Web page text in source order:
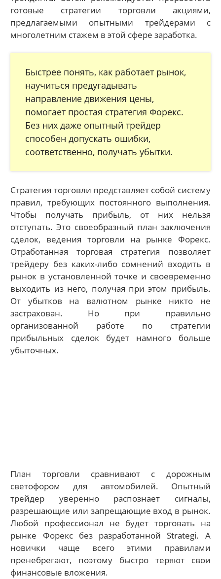
готовые стратегии торговли акциями,
предлагаемыми опытными трейдерами с
многолетним стажем в этой сфере заработка.
Быстрее понять, как работает рынок,
научиться предугадывать
направление движения цены,
помогает простая стратегия Форекс.
Без них даже опытный трейдер
способен допускать ошибки,
соответственно, получать убытки.
Стратегия торговли представляет собой систему
правил, требующих постоянного выполнения.
Чтобы получать прибыль, от них нельзя
отступать. Это своеобразный план заключения
сделок, ведения торговли на рынке Форекс.
Отработанная торговая стратегия позволяет
трейдеру без каких-либо сомнений входить в
рынок в установленной точке и своевременно
выходить из него, получая при этом прибыль.
От убытков на валютном рынке никто не
застрахован. Но при правильно
организованной работе по стратегии
прибыльных сделок будет намного больше
убыточных.
План торговли сравнивают с дорожным
светофором для автомобилей. Опытный
трейдер уверенно распознает сигналы,
разрешающие или запрещающие вход в рынок.
Любой профессионал не будет торговать на
рынке Форекс без разработанной Strategi. А
новички чаще всего этими правилами
пренебрегают, поэтому быстро теряют свои
финансовые вложения.